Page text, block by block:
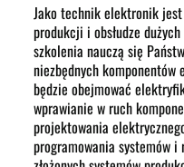
Jako technik elektronik
produkcji i obsłudze
szkolenia nauczą się
niezbędnych komponentów
będzie obejmować
wprawianie w ruch
projektowania
programowania systemów